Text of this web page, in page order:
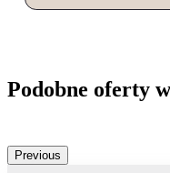
Podobne oferty
Previous